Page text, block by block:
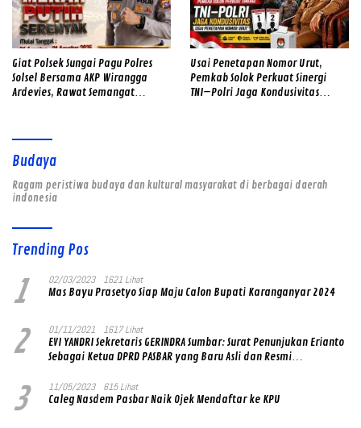
Giat Polsek Sungai Pagu Polres
Solsel Bersama AKP Wirangga
Ardevies, Rawat Semangat
Usai Penetapan Nomor Urut,
Pemkab Solok Perkuat Sinergi
TNI–Polri Jaga Kondusivitas
Budaya
Ragam peristiwa budaya dan kultural masyarakat di berbagai daerah
indonesia
Trending Pos
1 02/03/2023 1621 Lihat
Mas Bayu Prasetyo Siap Maju Calon Bupati Karanganyar 2024
2 01/11/2021 1617 Lihat
EVI YANDRI Sekretaris GERINDRA Sumbar: Surat Penunjukan Erianto
Sebagai Ketua DPRD PASBAR yang Baru Asli dan Resmi
3 11/05/2023 615 Lihat
Caleg Nasdem Pasbar Naik Ojek Mendaftar ke KPU